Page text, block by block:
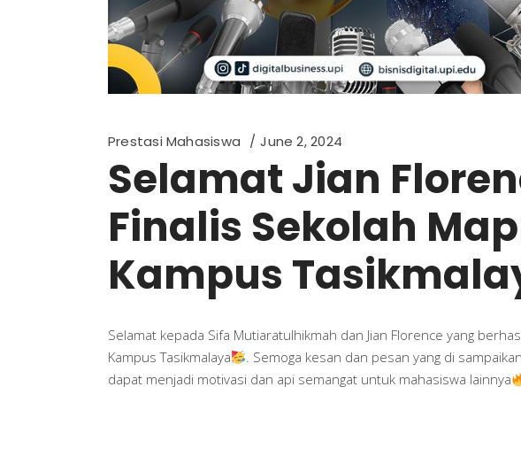
Prestasi Mahasiswa June 2, 2024
Selamat Jian
Finalis Sekolah
Kampus
Selamat kepada Sifa Mutiaratulhikmah dan Jian Florence yang
Kampus Tasikmalaya
. Semoga kesan dan pesan yang di
dapat menjadi motivasi dan api semangat untuk mahasiswa lainnya